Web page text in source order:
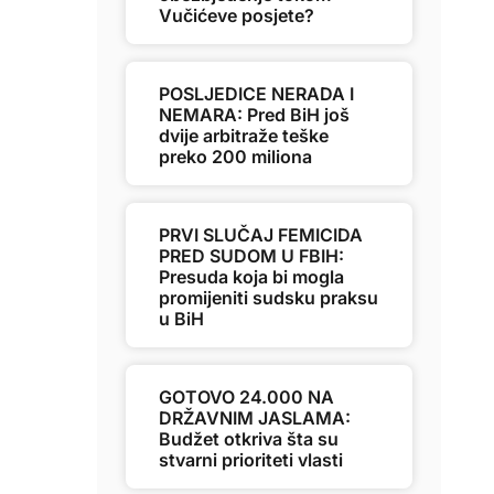
Vučićeve posjete?
POSLJEDICE NERADA I
NEMARA: Pred BiH još
dvije arbitraže teške
preko 200 miliona
PRVI SLUČAJ FEMICIDA
PRED SUDOM U FBIH:
Presuda koja bi mogla
promijeniti sudsku praksu
u BiH
GOTOVO 24.000 NA
DRŽAVNIM JASLAMA:
Budžet otkriva šta su
stvarni prioriteti vlasti